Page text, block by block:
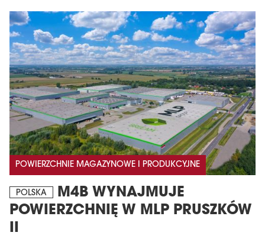
POWIERZCHNIE MAGAZYNOWE I PRODUKCYJNE
POLSKA
M4B WYNAJMUJE
POWIERZCHNIĘ W MLP PRUSZKÓW
II